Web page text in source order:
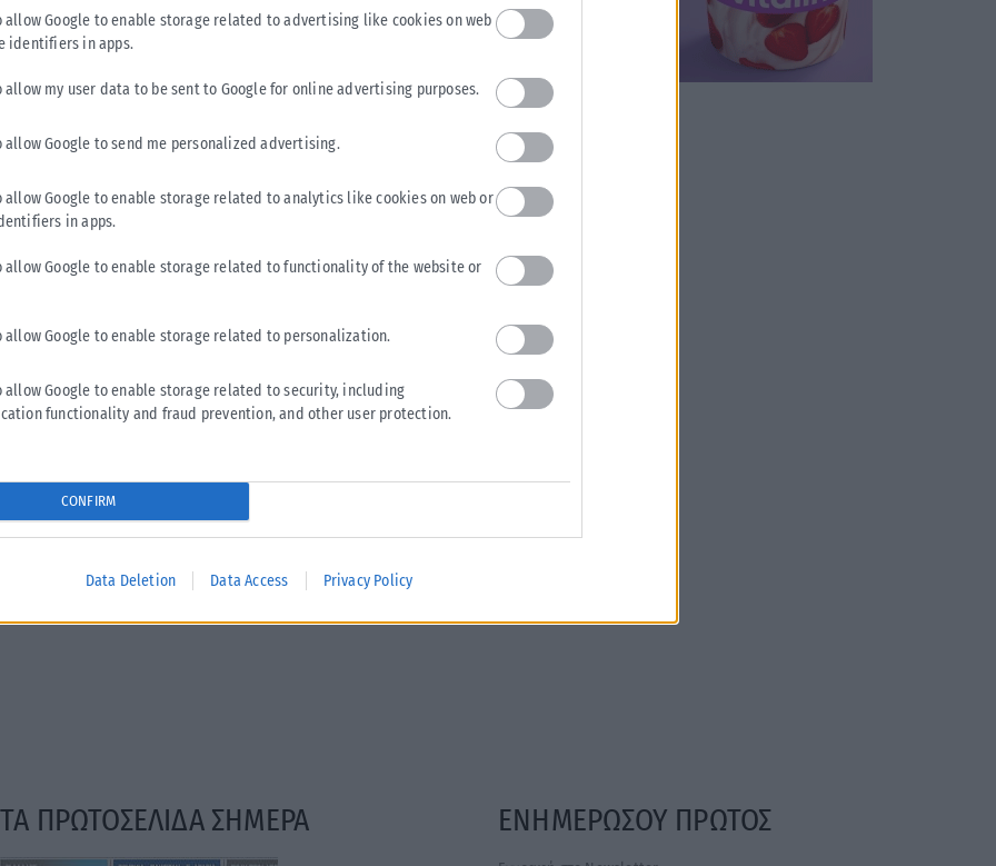
allow Google to enable storage related to advertising like cookies on web
identifiers in apps.
allow my user data to be sent to Google for online advertising purposes.
allow Google to send me personalized advertising.
allow Google to enable storage related to analytics like cookies on web or
in apps.
allow Google to enable storage related to functionality of the website or
allow Google to enable storage related to personalization.
allow Google to enable storage related to security, including
functionality and fraud prevention, and other user protection.
CONFIRM
Data Deletion Data Access Privacy Policy
ΠΟΛΙΤΙΚΉ
με στρατηγικό βάθος»
αυτή η κυβέρνηση», υπογράμμισε ο εκπρόσωπος Τύπου του
ΑΝΑΡΤΉΘΗΚΕ ΑΠΌ KARFITSANEWS 08/08/2026
ΤΑ ΠΡΩΤΟΣΕΛΙΔΑ ΣΗΜΕΡΑ ΕΝΗΜΕΡΩΣΟΥ ΠΡΩΤΟΣ